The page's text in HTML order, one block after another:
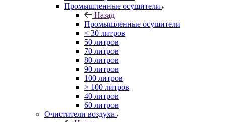
Промышленные осушители
Назад
Промышленные осушители
< 30 литров
50 литров
70 литров
80 литров
90 литров
100 литров
> 100 литров
40 литров
60 литров
Очистители воздуха